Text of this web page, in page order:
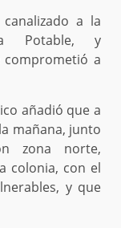
a la
Potable, y
comprometió a
añadió que a
mañana, junto
zona norte,
colonia, con el
y que